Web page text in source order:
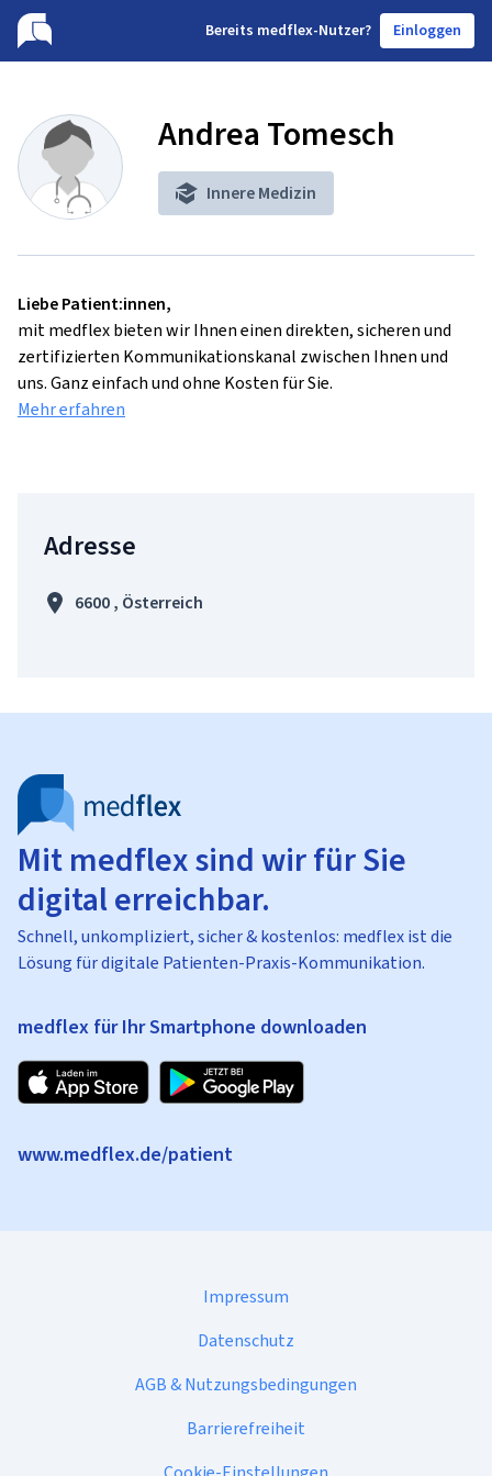
Bereits medflex-Nutzer? Einloggen
Andrea Tomesch
Innere Medizin
Liebe Patient:innen,
mit medflex bieten wir Ihnen einen direkten, sicheren und
zertifizierten Kommunikationskanal zwischen Ihnen und
uns. Ganz einfach und ohne Kosten für Sie.
Mehr erfahren
Adresse
6600 , Österreich
Mit medflex sind wir für Sie
digital erreichbar.
Schnell, unkompliziert, sicher & kostenlos: medflex ist die
Lösung für digitale Patienten-Praxis-Kommunikation.
medflex für Ihr Smartphone downloaden
www.medflex.de/patient
Impressum
Datenschutz
AGB & Nutzungsbedingungen
Barrierefreiheit